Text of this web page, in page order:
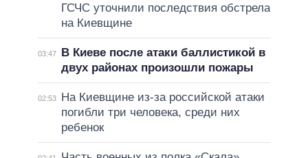
ГСЧС уточнили последствия обстрела
на Киевщине
03:47
В Киеве после атаки баллистикой в
двух районах произошли пожары
02:53
На Киевщине из-за российской атаки
погибли три человека, среди них
ребенок